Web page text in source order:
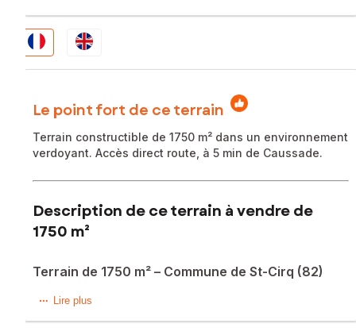
Le point fort de ce terrain
Terrain constructible de 1750 m² dans un environnement
verdoyant. Accès direct route, à 5 min de Caussade.
Description de ce terrain à vendre de
1750 m²
Terrain de 1750 m² – Commune de St-Cirq (82)
Situé sur la commune de Saint-Cirq, dans un environnement
Lire plus